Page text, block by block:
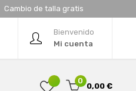
Cambio de talla gratis
Bienvenido
Mi cuenta
0
0,00 €